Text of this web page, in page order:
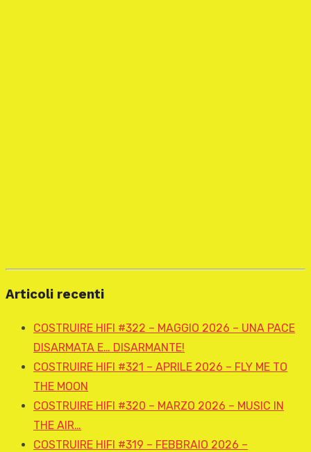
Articoli recenti
COSTRUIRE HIFI #322 – MAGGIO 2026 – UNA PACE
DISARMATA E… DISARMANTE!
COSTRUIRE HIFI #321 – APRILE 2026 – FLY ME TO
THE MOON
COSTRUIRE HIFI #320 – MARZO 2026 – MUSIC IN
THE AIR…
COSTRUIRE HIFI #319 – FEBBRAIO 2026 –